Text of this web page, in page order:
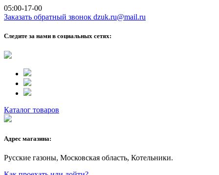
05:00-17-00
Заказать обратный звонок dzuk.ru@mail.ru
Следите за нами в социальных сетях:
Каталог товаров
Адрес магазина:
Русские газоны, Московская область, Котельники.